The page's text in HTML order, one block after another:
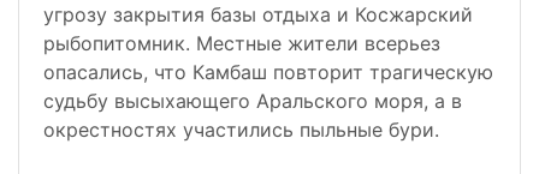
угрозу закрытия базы отдыха и Косжарский
рыбопитомник. Местные жители всерьез
опасались, что Камбаш повторит трагическую
судьбу высыхающего Аральского моря, а в
окрестностях участились пыльные бури.